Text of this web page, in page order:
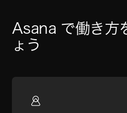
Asana で働き方
ょう